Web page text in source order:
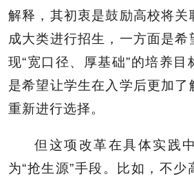
解释，其初衷是鼓励高校将关
成大类进行招生，一方面是希
现“宽口径、厚基础”的培养目
是希望让学生在入学后更加了
重新进行选择。
但这项改革在具体实践
为“抢生源”手段。比如，不